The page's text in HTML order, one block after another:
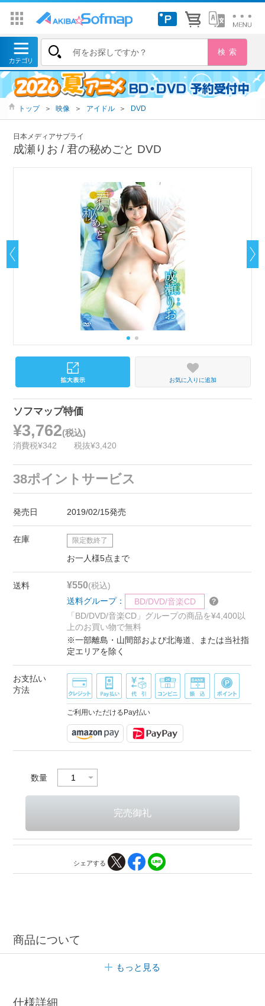
トップ ＞ 映像 ＞ アイドル ＞ DVD
日本メディアサプライ
成瀬りお / 君の秘めごと DVD
お気に入りに追加
ソフマップ特価
¥3,762(税込)
消費税¥342 税抜¥3,420
38ポイントサービス
発売日 2019/02/15発売
在庫 限定数終了
お一人様5点まで
送料 ¥550(税込)
送料グループ：
BD/DVD/音楽CD
「BD/DVD/音楽CD」グループの商品を¥4,400以
上のお買い物で無料
※一部離島・山間部および北海道、または当社指
定エリアを除く
お支払い
方法
ご利用いただけるPay払い
数量
シェアする
商品について
もっと見る
仕様詳細